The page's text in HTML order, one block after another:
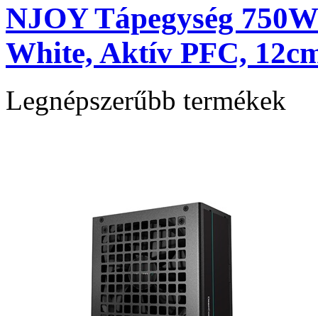
NJOY Tápegység
White, Aktív PFC,
Legnépszerűbb termékek